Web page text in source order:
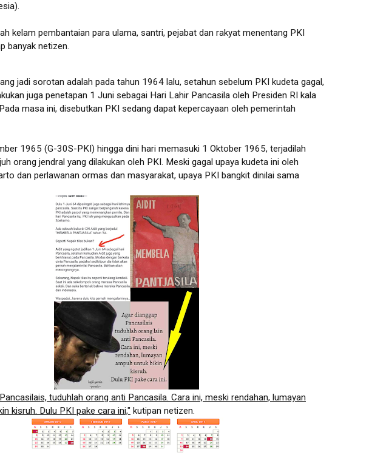
kelam pembantaian para ulama, santri, pejabat dan rakyat menentang PKI
banyak netizen.
jadi sorotan adalah pada tahun 1964 lalu, setahun sebelum PKI kudeta gagal,
juga penetapan 1 Juni sebagai Hari Lahir Pancasila oleh Presiden RI kala
masa ini, disebutkan PKI sedang dapat kepercayaan oleh pemerintah
1965 (G-30S-PKI) hingga dini hari memasuki 1 Oktober 1965, terjadilah
orang jendral yang dilakukan oleh PKI. Meski gagal upaya kudeta ini oleh
dan perlawanan ormas dan masyarakat, upaya PKI bangkit dinilai sama
tuduhlah orang anti Pancasila. Cara ini, meski rendahan, lumayan
kisruh. Dulu PKI pake cara ini," kutipan netizen.